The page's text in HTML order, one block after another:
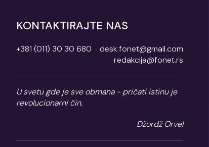
KONTAKTIRAJTE NAS
+381 (011) 30 30 680
desk.fonet@gmail.com
redakcija@fonet.rs
U svetu gde je sve obmana - pričati istinu je
revolucionarni čin.
Džordž Orvel